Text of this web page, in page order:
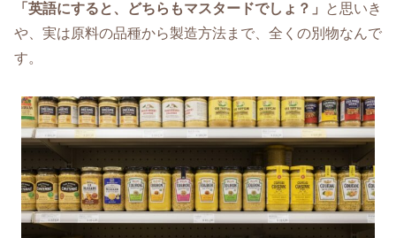
「英語にすると、どちらもマスタードでしょ？」
と思いき
や、実は原料の品種から製造方法まで、全くの別物なんで
す。